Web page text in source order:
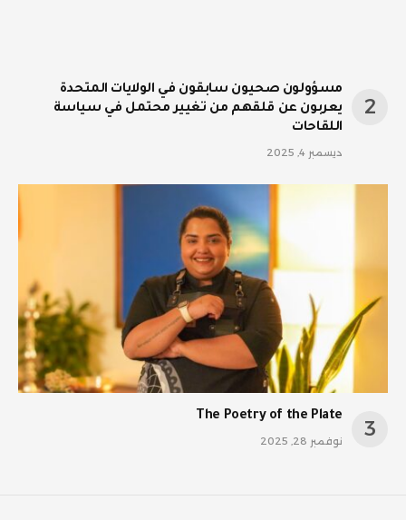
مسؤولون صحيون سابقون في الولايات المتحدة
يعربون عن قلقهم من تغيير محتمل في سياسة
اللقاحات
ديسمبر 4, 2025
The Poetry of the Plate
نوفمبر 28, 2025